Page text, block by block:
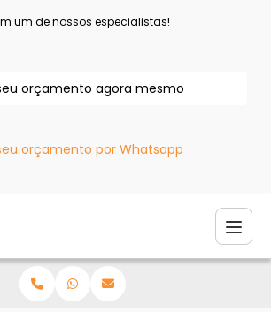
um de nossos especialistas!
orçamento agora mesmo
orçamento por Whatsapp